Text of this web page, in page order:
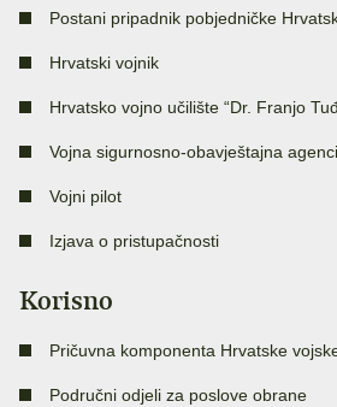
Postani pripadnik pobjedničke
Hrvatski vojnik
Hrvatsko vojno učilište “Dr. Franjo
Vojna sigurnosno-obavještajna
Vojni pilot
Izjava o pristupačnosti
Korisno
Pričuvna komponenta Hrvatske
Područni odjeli za poslove obrane